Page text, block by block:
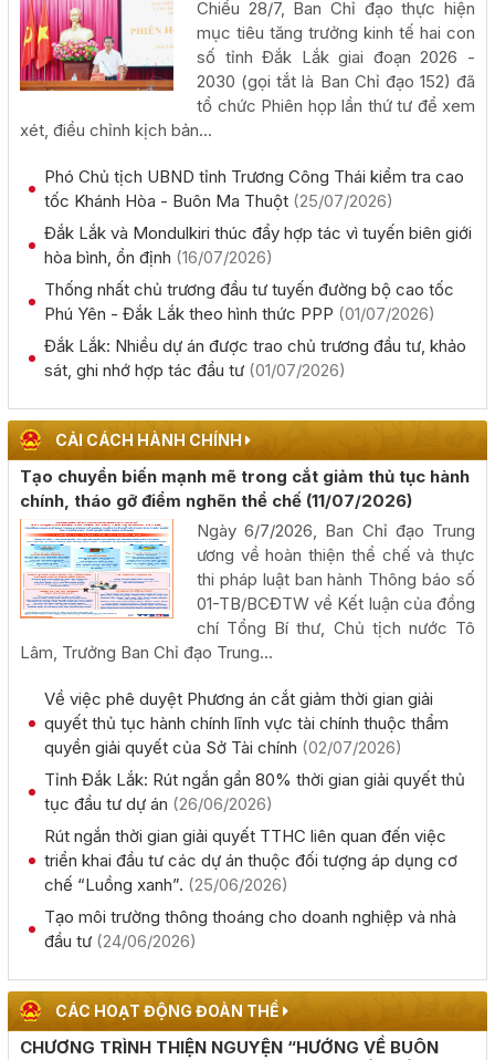
(05/08/2026, 00:00)
Thực hiện quyết liệt các nhiệm vụ phát triển kinh tế - xã
(05/08/2026, 00:00)
Phấn đấu khai thác đồng bộ toàn tuyến cao tốc Khánh
Hòa - Buôn Ma Thuột trong năm 2026
(05/08/2026, 00:00)
Công khai kết quả giải ngân vốn đầu tư công đến hết
tháng 7 năm 2026
(04/08/2026, 00:00)
Chủ tịch UBND tỉnh Đỗ Hữu Huy: Quyết liệt đẩy nhanh
tiến độ giải ngân đầu tư công theo nguyên tắc "6 rõ
(04/08/2026, 00:00)
Rà soát công tác chuẩn bị diễn tập khu vực phòng thủ
kết hợp diễn tập phòng thủ dân sự tỉnh năm 2026
(02/08/2026, 00:00)
Khai mạc Hội nghị Ngoại giao lần thứ 33
(02/08/2026, 00:00)
Giới thiệu thông tin về 17 khu đất đấu giá quyền sử dụng
đất trên địa bàn tỉnh Đắk Lắk
(28/07/2026, 00:00)
Thông báo về việc tiếp nhận hồ sơ đề nghị chấp thuận
chủ trương đầu tư dự án: Nhà máy sản xuất viên nén gỗ
xuất khẩu và chế biến lâm sản - Thành Châu Đắk Lắk
(27/07/2026, 00:00)
Đắk Lắk họp báo công bố 17 hoạt động đặc sắc của Lễ
hội Sầu riêng năm 2026
(06/08/2026, 00:00)
Chiều 28/7, Ban Chỉ đạo thực hiện
mục tiêu tăng trưởng kinh tế hai con
số tỉnh Đắk Lắk giai đoạn 2026 -
2030 (gọi tắt là Ban Chỉ đạo 152) đã
tổ chức Phiên họp lần thứ tư để xem
xét, điều chỉnh kịch bản...
Phó Chủ tịch UBND tỉnh Trương Công Thái kiểm tra cao
tốc Khánh Hòa - Buôn Ma Thuột (25/07/2026)
Đắk Lắk và Mondulkiri thúc đẩy hợp tác vì tuyến biên giới
hòa bình, ổn định (16/07/2026)
Thống nhất chủ trương đầu tư tuyến đường bộ cao tốc
Phú Yên - Đắk Lắk theo hình thức PPP (01/07/2026)
Đắk Lắk: Nhiều dự án được trao chủ trương đầu tư, khảo
sát, ghi nhớ hợp tác đầu tư (01/07/2026)
CẢI CÁCH HÀNH CHÍNH
Tạo chuyển biến mạnh mẽ trong cắt giảm thủ tục hành
chính, tháo gỡ điểm nghẽn thể chế (11/07/2026)
Ngày 6/7/2026, Ban Chỉ đạo Trung
ương về hoàn thiện thể chế và thực
thi pháp luật ban hành Thông báo số
01-TB/BCĐTW về Kết luận của đồng
chí Tổng Bí thư, Chủ tịch nước Tô
Lâm, Trưởng Ban Chỉ đạo Trung...
Về việc phê duyệt Phương án cắt giảm thời gian giải
quyết thủ tục hành chính lĩnh vực tài chính thuộc thẩm
quyền giải quyết của Sở Tài chính (02/07/2026)
Tỉnh Đắk Lắk: Rút ngắn gần 80% thời gian giải quyết thủ
tục đầu tư dự án (26/06/2026)
Rút ngắn thời gian giải quyết TTHC liên quan đến việc
triển khai đầu tư các dự án thuộc đối tượng áp dụng cơ
chế “Luồng xanh”. (25/06/2026)
Tạo môi trường thông thoáng cho doanh nghiệp và nhà
đầu tư (24/06/2026)
CÁC HOẠT ĐỘNG ĐOÀN THỂ
CHƯƠNG TRÌNH THIỆN NGUYỆN “HƯỚNG VỀ BUÔN